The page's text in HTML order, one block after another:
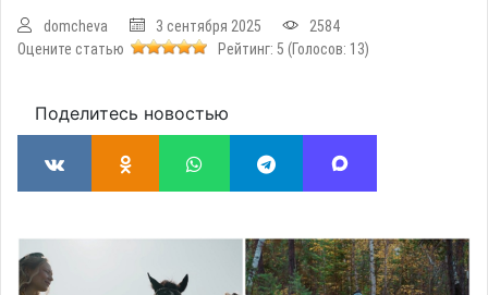
domcheva 3 сентября 2025
2584
Оцените статью
Рейтинг: 5 (Голосов: 13)
Поделитесь новостью